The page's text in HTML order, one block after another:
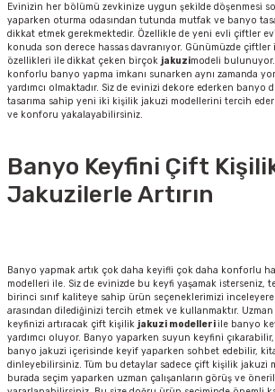
Evinizin her bölümü zevkinize uygun şekilde döşenmesi
yaparken oturma odasından tutunda mutfak ve banyo
dikkat etmek gerekmektedir. Özellikle de yeni evli çiftler
konuda son derece hassas davranıyor. Günümüzde
özellikleri ile dikkat çeken birçok jakuzimodeli
konforlu banyo yapma imkanı sunarken aynı zamanda
yardımcı olmaktadır. Siz de evinizi dekore ederken banyo
tasarıma sahip yeni iki kişilik jakuzi modellerini tercih
ve konforu yakalayabilirsiniz.
Banyo Keyfini Çift
Jakuzilerle Artırın
Banyo yapmak artık çok daha keyifli çok daha konforlu
modelleri ile. Siz de evinizde bu keyfi yaşamak isterseniz,
birinci sınıf kaliteye sahip ürün seçeneklerimizi
arasından dilediğinizi tercih etmek ve kullanmaktır. Uzman
keyfinizi artıracak çift kişilik jakuzi modelleriile banyo
yardımcı oluyor. Banyo yaparken suyun keyfini
banyo jakuzi içerisinde keyif yaparken sohbet edebilir,
dinleyebilirsiniz. Tüm bu detaylar sadece çift kişilik jakuzi
burada seçim yaparken uzman çalışanların görüş ve